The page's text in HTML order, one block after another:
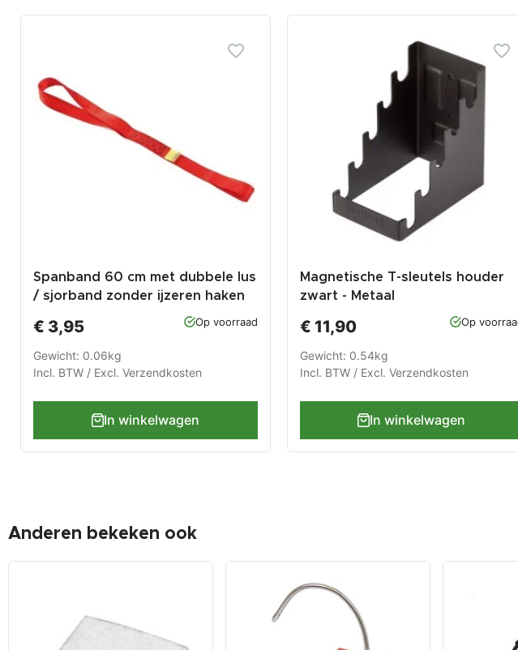
Spanband 60 cm met dubbele lus
/ sjorband zonder ijzeren haken
€ 3,95 Op voorraad
Gewicht: 0.06kg
Incl. BTW / Excl. Verzendkosten
In winkelwagen
Magnetische T-sleutels houder
zwart - Metaal
€ 11,90 Op
Gewicht: 0.54kg
Incl. BTW / Excl. Verzendkosten
In winkelwagen
Anderen bekeken ook